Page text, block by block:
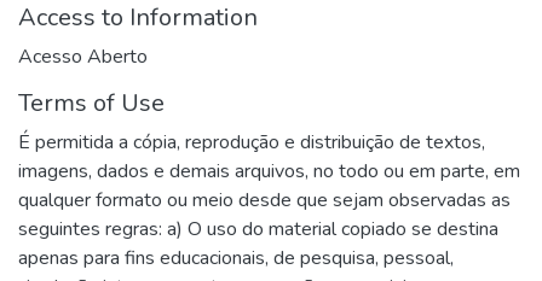
Access to Information
Acesso Aberto
Terms of Use
É permitida a cópia, reprodução e distribuição de textos,
imagens, dados e demais arquivos, no todo ou em parte, em
qualquer formato ou meio desde que sejam observadas as
seguintes regras: a) O uso do material copiado se destina
apenas para fins educacionais, de pesquisa, pessoal,